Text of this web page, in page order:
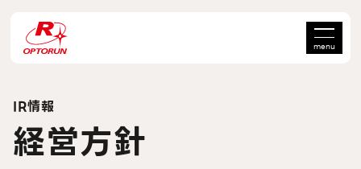
menu
IR情報
経営方針